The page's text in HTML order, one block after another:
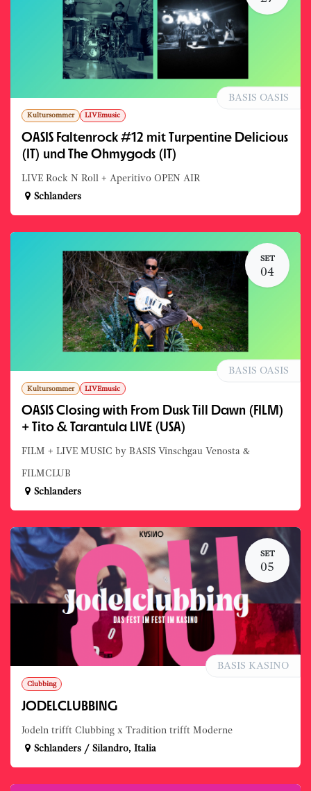
Kultursommer LIVEmusic
OASIS Faltenrock #12 mit Turpentine Delicious
(IT) und The Ohmygods (IT)
LIVE Rock N Roll + Aperitivo OPEN AIR
BASIS OASIS
Schlanders
SET
04
Kultursommer LIVEmusic
OASIS Closing with From Dusk Till Dawn (FILM)
+ Tito & Tarantula LIVE (USA)
FILM + LIVE MUSIC by BASIS Vinschgau Venosta &
FILMCLUB
BASIS OASIS
Schlanders
SET
05
Clubbing
JODELCLUBBING
Jodeln trifft Clubbing x Tradition trifft Moderne
BASIS KASINO
Schlanders / Silandro, Italia